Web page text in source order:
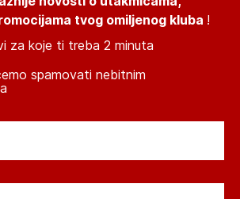
tvog omiljenog kluba !
za koje ti treba 2 minuta
spamovati nebitnim